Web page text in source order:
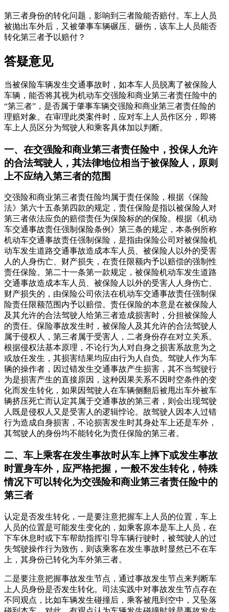
第三者身份的转化问题，影响到三者险能否赔付。车上人员
被抛出车外后，又被肇事车辆碾压、砸伤，该车上人员能否
转化第三者予以赔付？
答疑意见
当被保险车辆发生交通事故时，如本车人员脱离了被保险人
车辆，能否将其视为机动车交强险和商业第三者责任险中的
“第三者”，是否属于肇事车辆交强险和商业第三者责任险的
理赔对象。在审理此类案件时，应对车上人员作区分，即将
车上人员区分为驾驶人和乘客具体加以判断。
一、在交强险和商业第三者责任险中，投保人允许
的合法驾驶人，其法律地位相当于被保险人，原则
上不应纳入第三者的范围
交强险和商业第三者责任险均属于责任保险，根据《保险
法》第六十五条第四款的规定，责任保险是指以被保险人对
第三者依法应负的赔偿责任为保险标的的保险。根据《机动
车交通事故责任强制保险条例》第三条的规定，本条例所称
机动车交通事故责任强制保险，是指由保险公司对被保险机
动车发生道路交通事故造成本车人员、被保险人以外的受害
人的人身伤亡、财产损失，在责任限额内予以赔偿的强制性
责任保险。第二十一条第一款规定，被保险机动车发生道路
交通事故造成本车人员、被保险人以外的受害人人身伤亡、
财产损失的，由保险公司依法在机动车交通事故责任强制保
险责任限额范围内予以赔偿。责任保险的本意是在被保险人
及其允许的合法驾驶人给第三者造成损害时，分担被保险人
的责任。保险事故发生时，被保险人及其允许的合法驾驶人
属于侵权人，第三者属于受害人，二者身份存在对立关系。
根据侵权法基本原理，不论行为人对自身之损害系故意为之
或放任发生，其损害结果均应由行为人自负。驾驶人作为车
辆的操作者，因过错发生交通事故产生损害，其不当驾驶行
为是损害产生的直接原因，这种因果关系不因时空条件的变
化而发生转化，如果因驾驶人在车辆侧翻后被甩出车外被车
辆挤压死亡而认定其属于交通事故的第三者，则会出现驾驶
人既是侵权人又是受害人的逻辑悖论。故驾驶人因本人过错
行为造成自身损害，不论损害发生时其身处车上还是车外，
其驾驶人的身份均不能转化为责任保险的第三者。
二、车上乘客在发生事故时从车上摔下或发生事故
时置身车外，应严格把握，一般不发生转化，特殊
情况下可以转化为交强险和商业第三者责任险中的
第三者
认定是否发生转化，一是要注意把握车上人员的位置，车上
人员的位置是可能发生变化的，如乘客原本是车上人员，在
下车休息时或下车帮助指挥引导车辆行驶时，被驾驶人的过
失驾驶操作行为致伤，则该乘客在发生事故时显然已不在车
上，其身份已转化为车外第三者。
二是要注意把握事故发生节点，通过事故发生节点来判断车
上人员身份是否发生转化。司法实践中对事故发生节点存在
不同观点，比如车辆发生碰撞后，乘客被甩到空中，又坠落